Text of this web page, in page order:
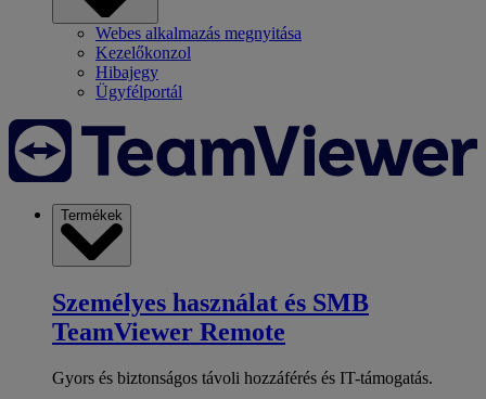
Webes alkalmazás megnyitása
Kezelőkonzol
Hibajegy
Ügyfélportál
Termékek
Személyes használat és SMB
TeamViewer Remote
Gyors és biztonságos távoli hozzáférés és IT-támogatás.